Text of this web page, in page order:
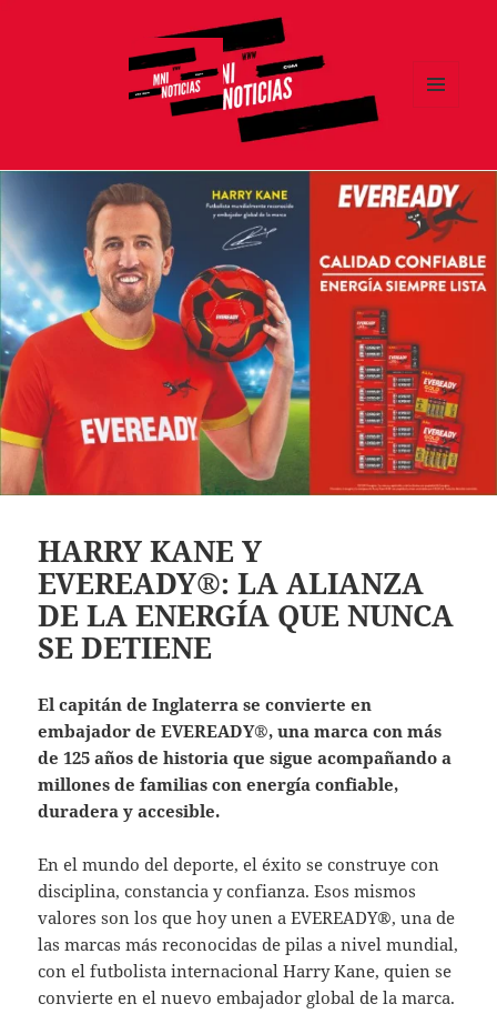
HARRY KANE Y
EVEREADY®: LA ALIANZA
DE LA ENERGÍA QUE NUNCA
SE DETIENE
El capitán de Inglaterra se convierte en
embajador de EVEREADY®, una marca con más
de 125 años de historia que sigue acompañando a
millones de familias con energía confiable,
duradera y accesible.
En el mundo del deporte, el éxito se construye con
disciplina, constancia y confianza. Esos mismos
valores son los que hoy unen a EVEREADY®, una de
las marcas más reconocidas de pilas a nivel mundial,
con el futbolista internacional Harry Kane, quien se
convierte en el nuevo embajador global de la marca.